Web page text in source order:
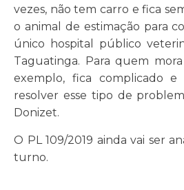
vezes, não tem carro e fica
o animal de estimação para
único hospital público
Taguatinga. Para quem
exemplo, fica complicado
resolver esse tipo de
Donizet.
O PL 109/2019 ainda vai ser
turno.